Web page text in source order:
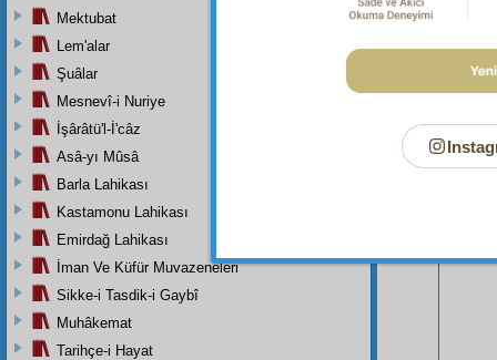
Mektubat
Lem'alar
Şuâlar
Mesnevî-i Nuriye
İşârâtü'l-İ'câz
Asâ-yı Mûsâ
Barla Lahikası
Kastamonu Lahikası
Emirdağ Lahikası
İman Ve Küfür Muvazeneleri
Sikke-i Tasdik-i Gaybî
Muhâkemat
Tarihçe-i Hayat